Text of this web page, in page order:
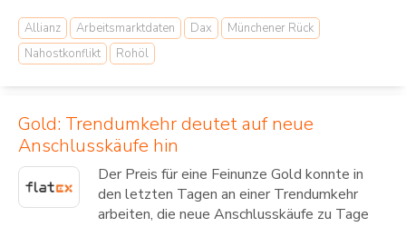
Allianz Arbeitsmarktdaten Dax
Münchener Rück
Nahostkonflikt
Rohöl
Gold: Trendumkehr deutet auf neue
Anschlusskäufe hin
Der Preis für eine Feinunze Gold konnte in
den letzten Tagen an einer Trendumkehr
arbeiten, die neue Anschlusskäufe zu Tage